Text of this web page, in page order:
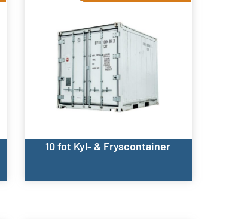
10 fot Kyl- & Fryscontainer